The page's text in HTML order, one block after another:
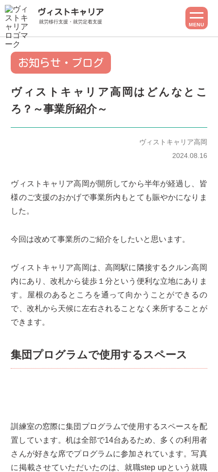
ヴィストキャリア
就労移行支援・就労定着支援
MENU
お知らせ・ブログ
ヴィストキャリア高岡はどんなとこ
ろ？～事業所紹介～
ヴィストキャリア高岡
2024.08.16
ヴィストキャリア高岡が開所してから半年が経過し、皆
様のご支援のおかげで事業所内もとても賑やかになりま
した。
今回は改めて事業所のご紹介をしたいと思います。
ヴィストキャリア高岡は、高岡駅に隣接するクルン高岡
内にあり、改札から徒歩１分という便利な立地にありま
す。屋根のあるところを通って向かうことができるの
で、改札から天候に左右されることなく来所することが
できます。
集団プログラムで使用するスペース
訓練室の窓際に集団プログラムで使用するスペースを配
置しています。机は全部で14台あるため、多くの利用者
さんが好きな席でプログラムに参加されています。写真
に掲載させていただいたのは、就職step upという就職